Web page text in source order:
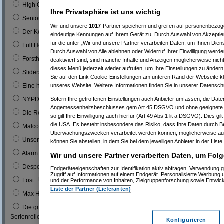
High Chaparal
Seniorenclub
Der Kopfgeldjäger (mit Steve McQueen)
Full House (mitn Joe Bologna) 0
Forsthaus Falkenau 0
Sliders 1 0 %
Eine himmlische Familie 1 0 %
NYPD Blue 0
Die Rettungsflieger 0
Malcom 9 3 %
Unser Charly 0
Alarm für Cobra 11 0
Desperate Housewives 1 %
Lost 7 3 %
Max Headroom
Die grüne Hornisse (Bruce Lee´s erste
Serienrolle...)
0
Ihre Privatsphäre ist uns wichtig
Wir und unsere 1017-Partner speichern und greifen auf
eindeutige Kennungen auf Ihrem Gerät zu. Durch Auswahl von
für die unter „Wir und unsere Partner verarbeiten Daten, um Ihnen
Durch Auswahl von Alle ablehnen oder Widerruf Ihrer Einwilligung
deaktiviert sind, sind manche Inhalte und Anzeigen möglicherweise
dieses Menü jederzeit wieder aufrufen, um Ihre Einstellungen zu
Sie auf den Link Cookie-Einstellungen am unteren Rand der Webseite
unseres Website. Weitere Informationen finden Sie in unserer
Sofern Ihre getroffenen Einstellungen auch Anbieter umfassen, die
Angemessenheitsbeschlusses gem Art 45 DSGVO und ohne
so gilt Ihre Einwilligung auch hierfür (Art 49 Abs 1 lit a DSGVO). Dies
die USA. Es besteht insbesondere das Risiko, dass Ihre Daten durch
Überwachungszwecken verarbeitet werden können, möglicherweise
können Sie abstellen, in dem Sie bei dem jeweiligen Anbieter in der
Wir und unsere Partner verarbeiten Daten, um
Endgeräteeigenschaften zur Identifikation aktiv abfragen. Verwendung
Zugriff auf Informationen auf einem Endgerät. Personalisierte Werbung
und der Performance von Inhalten, Zielgruppenforschung sowie
Liste der Partner (Lieferanten)
Konfigurieren